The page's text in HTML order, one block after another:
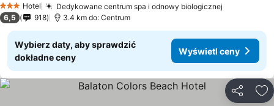
3 Kategoria
Hotel Dedykowane centrum spa i odnowy biologicznej
6,5 918 3.4 km do: Centrum
Wybierz daty, aby sprawdzić
dokładne ceny
Wyświetl ceny